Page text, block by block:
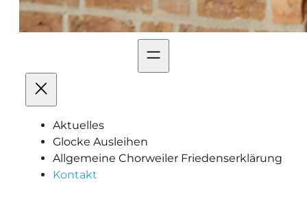
Aktuelles
Glocke Ausleihen
Allgemeine Chorweiler Friedenserklärung
Kontakt